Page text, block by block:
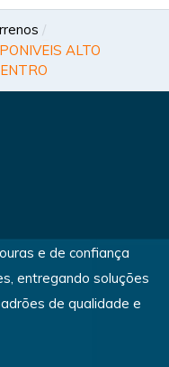
ALTO
e de confiança
entregando soluções
de qualidade e